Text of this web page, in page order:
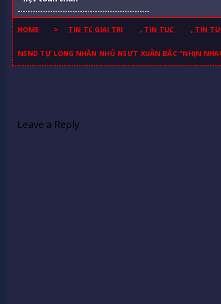
HOME > TIN TC GIAI TRI , TIN TUC , TIN
NSND TỰ LONG NHẮN NHỦ NSƯT XUÂN BẮC "NHỊN
Leave a Reply